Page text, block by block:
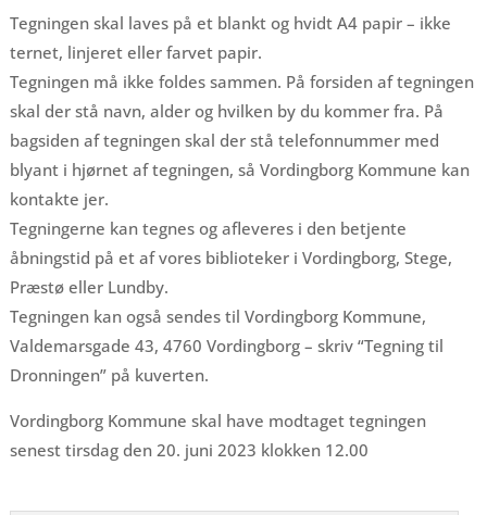
Tegningen skal laves på et blankt og hvidt A4 papir – ikke
ternet, linjeret eller farvet papir.
Tegningen må ikke foldes sammen. På forsiden af tegningen
skal der stå navn, alder og hvilken by du kommer fra. På
bagsiden af tegningen skal der stå telefonnummer med
blyant i hjørnet af tegningen, så Vordingborg Kommune kan
kontakte jer.
Tegningerne kan tegnes og afleveres i den betjente
åbningstid på et af vores biblioteker i Vordingborg, Stege,
Præstø eller Lundby.
Tegningen kan også sendes til Vordingborg Kommune,
Valdemarsgade 43, 4760 Vordingborg – skriv “Tegning til
Dronningen” på kuverten.
Vordingborg Kommune skal have modtaget tegningen
senest tirsdag den 20. juni 2023 klokken 12.00